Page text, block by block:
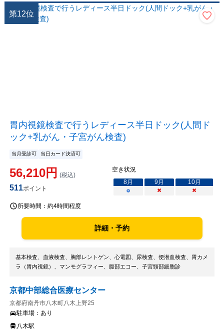
第12位
胃内視鏡検査で行うレディース半日ドック(人間ド
ック+乳がん・子宮がん検査)
当月受診可 当日カード決済可
56,210円 (税込)
511ポイント
空き状況
8月 9月 10月
○
× ×
所要時間： 約4時間程度
詳細・予約
基本検査、血液検査、胸部レントゲン、心電図、尿検査、便潜血検査、胃カメ
ラ（胃内視鏡）、マンモグラフィー、腹部エコー、子宮頸部細胞診
京都中部総合医療センター
京都府南丹市八木町八木上野25
駐車場： あり
八木駅